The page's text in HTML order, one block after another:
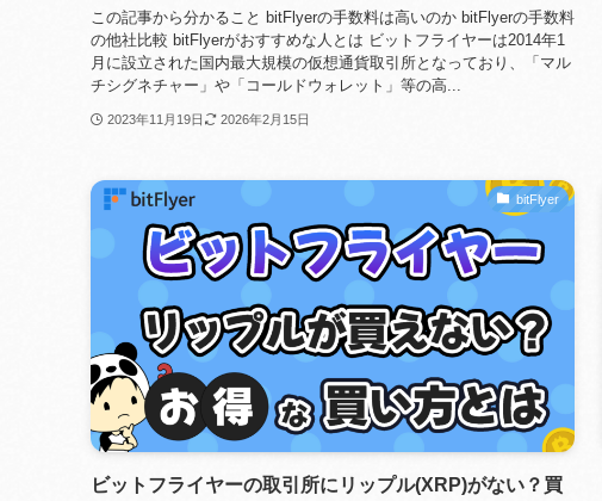
この記事から分かること bitFlyerの手数料は高いのか bitFlyerの手数料
の他社比較 bitFlyerがおすすめな人とは ビットフライヤーは2014年1
月に設立された国内最大規模の仮想通貨取引所となっており、「マル
チシグネチャー」や「コールドウォレット」等の高...
2023年11月19日 2026年2月15日
bitFlyer
ビットフライヤーの取引所にリップル(XRP)がない？買